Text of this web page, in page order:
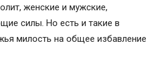
господу об исцелении
об исцелении болящего
в болезни
женские и мужские,
силы. Но есть и такие в
милость на общее избавление